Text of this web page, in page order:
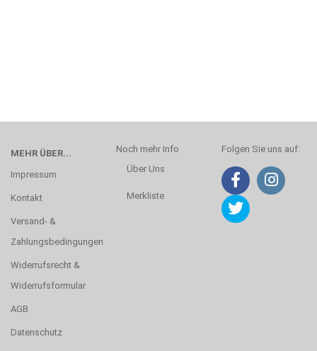
MEHR ÜBER...
Impressum
Kontakt
Versand- &
Zahlungsbedingungen
Widerrufsrecht &
Widerrufsformular
AGB
Datenschutz
Noch mehr Info
Über Uns
Merkliste
Folgen Sie uns auf: